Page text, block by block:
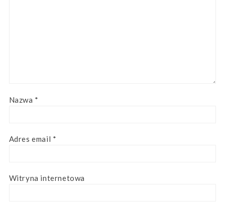
Nazwa *
Adres email *
Witryna internetowa